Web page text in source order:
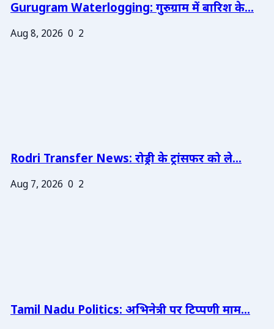
Gurugram Waterlogging: गुरुग्राम में बारिश के...
Aug 8, 2026 0 2
Rodri Transfer News: रोड्री के ट्रांसफर को ले...
Aug 7, 2026 0 2
Tamil Nadu Politics: अभिनेत्री पर टिप्पणी माम...